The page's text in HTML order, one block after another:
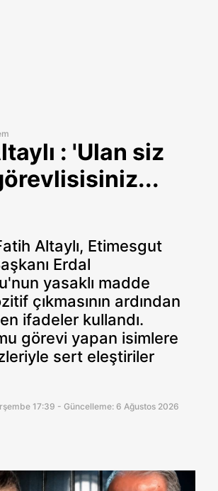
: 'Ulan siz
Altaylı, Etimesgut
Erdal
yasaklı madde
çıkmasının ardından
ifadeler kullandı.
görevi yapan isimlere
sert eleştiriler
17:39 - Güncelleme: 6 Ağustos 2026